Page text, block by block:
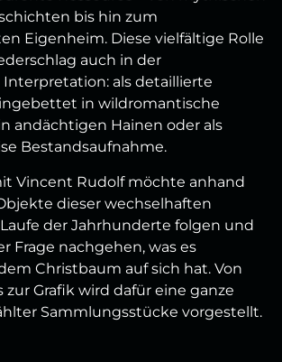
bis hin zum
Eigenheim. Diese vielfältige Rolle
auch in der
als detaillierte
in wildromantische
andächtigen Hainen oder als
Bestandsaufnahme.
Vincent Rudolf möchte anhand
dieser wechselhaften
der Jahrhunderte folgen und
Frage nachgehen, was es
Christbaum auf sich hat. Von
zur Grafik wird dafür eine ganze
Sammlungsstücke vorgestellt.